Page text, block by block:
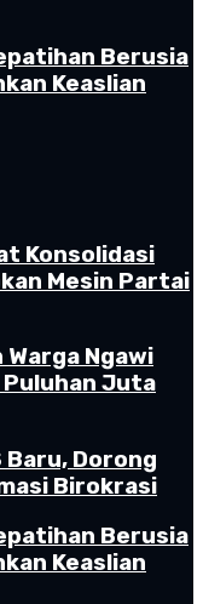
Berusia
Keaslian
Konsolidasi
Mesin Partai
Warga Ngawi
Puluhan Juta
Dorong
Birokrasi
Berusia
Keaslian